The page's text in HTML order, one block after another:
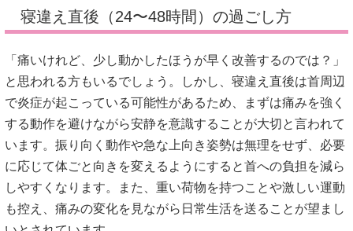
寝違え直後（24〜48時間）の過ごし方
「痛いけれど、少し動かしたほうが早く改善するのでは？」
と思われる方もいるでしょう。しかし、寝違え直後は首周辺
で炎症が起こっている可能性があるため、まずは痛みを強く
する動作を避けながら安静を意識することが大切と言われて
います。振り向く動作や急な上向き姿勢は無理をせず、必要
に応じて体ごと向きを変えるようにすると首への負担を減ら
しやすくなります。また、重い荷物を持つことや激しい運動
も控え、痛みの変化を見ながら日常生活を送ることが望まし